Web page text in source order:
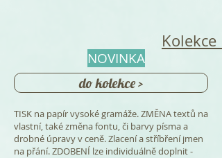
NOVINKA
do kolekce >
TISK na papír vysoké gramáže. ZMĚNA textů na
vlastní, také změna fontu, či barvy písma a
drobné úpravy v ceně. Zlacení a stříbření jmen
na přání. ZDOBENÍ lze individuálně doplnit -